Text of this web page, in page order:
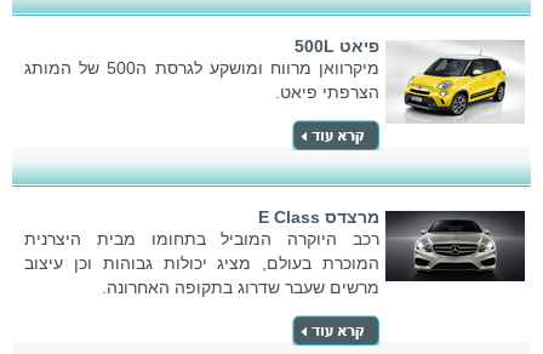
פיאט 500L
מיקרוואן מרווח ומושקע לגרסת ה500 של המותג
הצרפתי פיאט.
מרצדס E Class
רכב היוקרה המוביל בתחומו מבית היצרנית
המוכרת בעולם, מציג יכולות גבוהות וכן עיצוב
מרשים שעבר שדרוג בתקופה האחרונה.